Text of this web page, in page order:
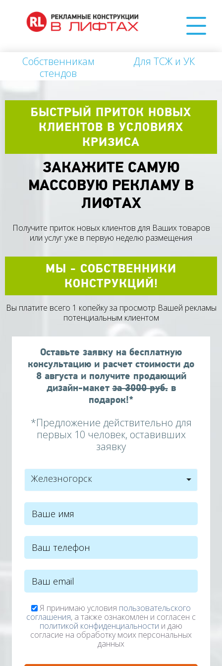
Собственникам
стендов
Для ТСЖ и УК
БЫСТРЫЙ ПРИТОК НОВЫХ
КЛИЕНТОВ В УСЛОВИЯХ
КРИЗИСА
ЗАКАЖИТЕ САМУЮ
МАССОВУЮ РЕКЛАМУ В
ЛИФТАХ
Получите приток новых клиентов для Ваших товаров
или услуг уже в первую неделю размещения
МЫ - СОБСТВЕННИКИ
КОНСТРУКЦИЙ!
Вы платите всего 1 копейку за просмотр Вашей рекламы
потенциальным клиентом
Оставьте заявку на бесплатную
консультацию и расчет стоимости до
8 августаи получите продающий
дизайн-макетза 3000 руб.в
подарок!*
*Предложение действительно для
первых 10 человек, оставивших
заявку
Железногорск
Я принимаю условия пользовательского
соглашения, а также ознакомлен и согласен с
политикой конфиденциальности и даю
согласие на обработку моих персональных
данных